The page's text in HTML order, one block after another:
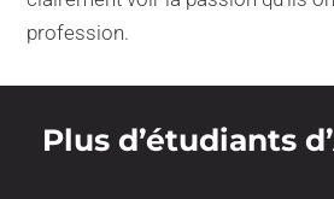
profession.
Plus d’étudiants